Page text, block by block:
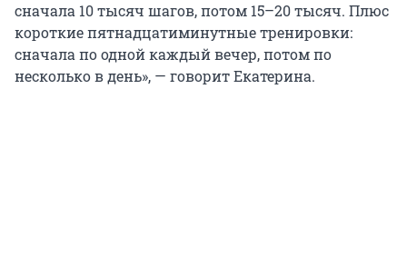
сначала 10 тысяч шагов, потом 15–20 тысяч. Плюс
короткие пятнадцатиминутные тренировки:
сначала по одной каждый вечер, потом по
несколько в день», — говорит Екатерина.